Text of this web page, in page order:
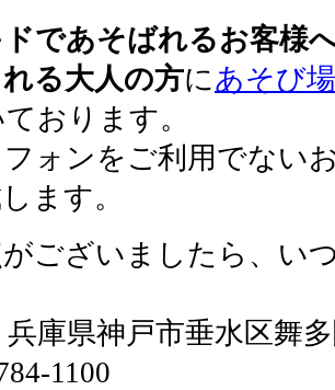
ドであそばれるお客様
る大人の方にあそび
おります。
フォンをご利用でない
ます。
ございましたら、い
兵庫県神戸市垂水区舞
1100